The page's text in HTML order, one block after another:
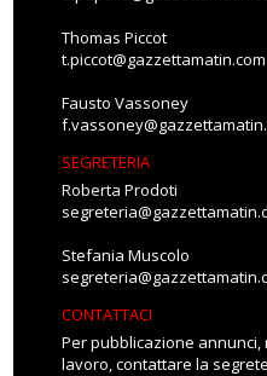
Thomas Piccot
t.piccot@gazzettamatin.com
Fausto Vassoney
SEGRETERIA
Roberta Prodoti
Stefania Muscolo
CONTATTACI
Per pubblicazione annunci,
lavoro, contattare la